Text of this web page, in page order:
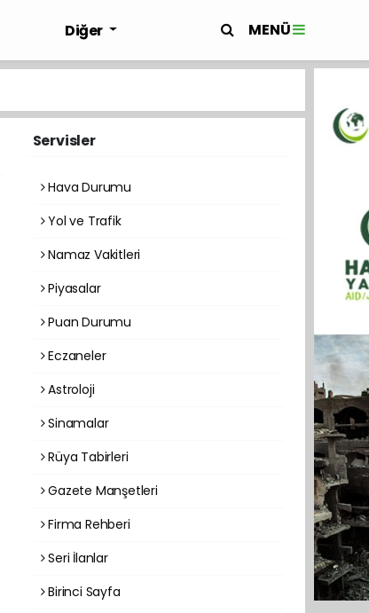
Diğer MENÜ
Servisler
Hava Durumu
Yol ve Trafik
Namaz Vakitleri
Piyasalar
Puan Durumu
Eczaneler
Astroloji
Sinamalar
Rüya Tabirleri
Gazete Manşetleri
Firma Rehberi
Seri İlanlar
Birinci Sayfa